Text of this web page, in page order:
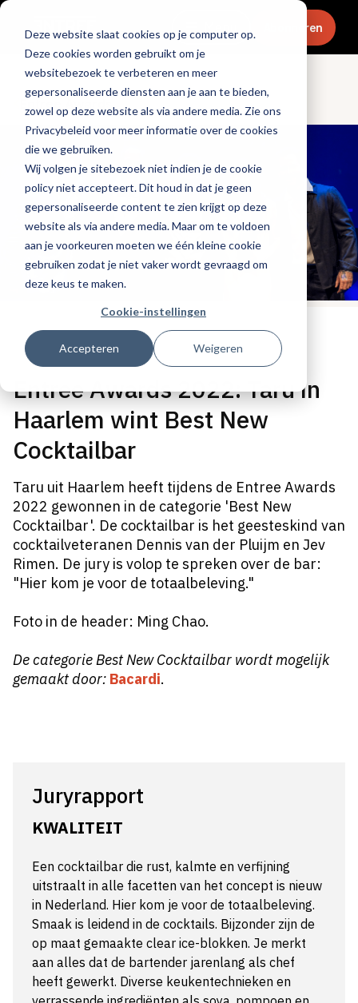
Deze website slaat cookies op je computer op.
Deze cookies worden gebruikt om je
websitebezoek te verbeteren en meer
gepersonaliseerde diensten aan je aan te bieden,
zowel op deze website als via andere media. Zie ons
Privacybeleid voor meer informatie over de cookies
die we gebruiken.
Wij volgen je sitebezoek niet indien je de cookie
policy niet accepteert. Dit houd in dat je geen
gepersonaliseerde content te zien krijgt op deze
website als via andere media. Maar om te voldoen
aan je voorkeuren moeten we één kleine cookie
gebruiken zodat je niet vaker wordt gevraagd om
deze keus te maken.
Cookie-instellingen
Accepteren Weigeren
Menu Abonneren
Entree Awards
Tags:cocktails,entree awards 2022
Gepubliceerd op: 28 november 2022
Entree Awards 2022: Taru in
Haarlem wint Best New
Cocktailbar
Taru uit Haarlem heeft tijdens de Entree Awards
2022 gewonnen in de categorie 'Best New
Cocktailbar'. De cocktailbar is het geesteskind van
cocktailveteranen Dennis van der Pluijm en Jev
Rimen. De jury is volop te spreken over de bar:
"Hier kom je voor de totaalbeleving."
Foto in de header: Ming Chao.
De categorie Best New Cocktailbar wordt mogelijk
gemaakt door: Bacardi.
Juryrapport
KWALITEIT
Een cocktailbar die rust, kalmte en verfijning
uitstraalt in alle facetten van het concept is nieuw
in Nederland. Hier kom je voor de totaalbeleving.
Smaak is leidend in de cocktails. Bijzonder zijn de
op maat gemaakte clear ice-blokken. Je merkt
aan alles dat de bartender jarenlang als chef
heeft gewerkt. Diverse keukentechnieken en